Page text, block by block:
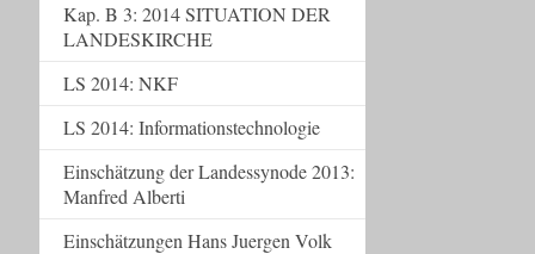
Kap. B 3: 2014 SITUATION DER
LANDESKIRCHE
LS 2014: NKF
LS 2014: Informationstechnologie
Einschätzung der Landessynode 2013:
Manfred Alberti
Einschätzungen Hans Juergen Volk